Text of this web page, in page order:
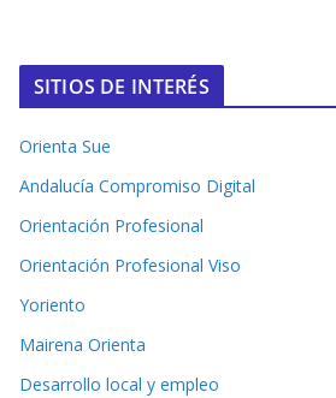
SITIOS DE INTERÉS
Orienta Sue
Andalucía Compromiso Digital
Orientación Profesional
Orientación Profesional Viso
Yoriento
Mairena Orienta
Desarrollo local y empleo